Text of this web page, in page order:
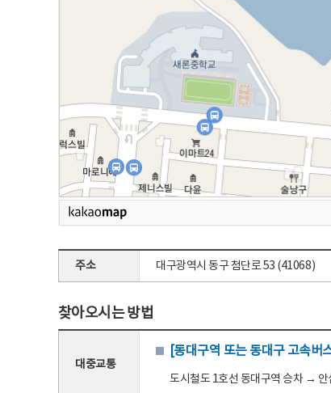
주소 대구광역시 동구 첨단로 53 (41068)
찾아오시는 방법
대중교통
[동대구역 또는 동대구 고속버
도시철도 1호선 동대구역 승차 →